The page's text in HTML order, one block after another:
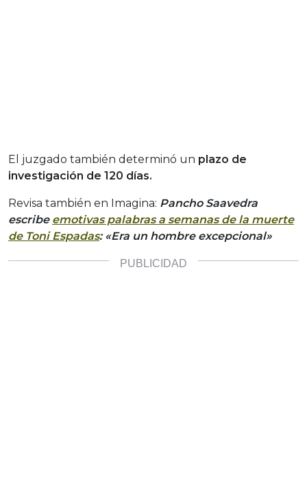
El juzgado también determinó un plazo de
investigación de 120 días.
Revisa también en Imagina: Pancho Saavedra
escribe emotivas palabras a semanas de la muerte
de Toni Espadas: «Era un hombre excepcional»